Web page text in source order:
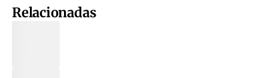
Relacionadas